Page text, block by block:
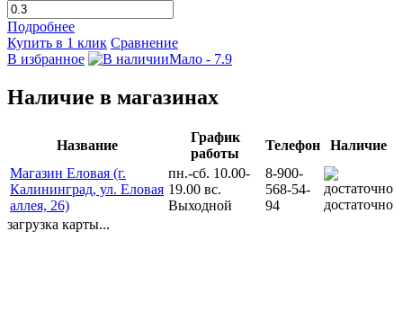
Подробнее
Купить в 1 клик Сравнение
В избранное
Мало - 7.9
Наличие в магазинах
Название
График
работы
Телефон
Наличие
Магазин Еловая (г.
Калининград, ул. Еловая
аллея, 26)
пн.-сб. 10.00-
19.00 вс.
Выходной
8-900-
568-54-
94
достаточно
загрузка карты...